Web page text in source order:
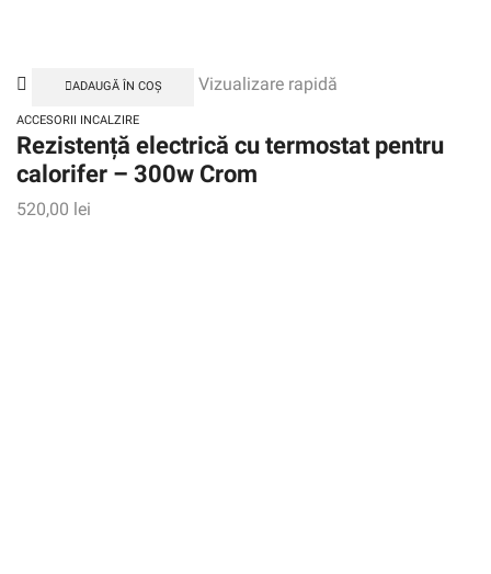
ADAUGĂ ÎN COȘ Vizualizare rapidă
ACCESORII INCALZIRE
Rezistență electrică cu termostat pentru
calorifer – 300w Crom
520,00 lei